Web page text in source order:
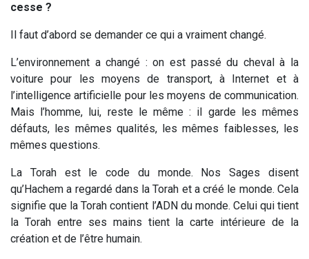
cesse ?
Il faut d’abord se demander ce qui a vraiment changé.
L’environnement a changé : on est passé du cheval à la
voiture pour les moyens de transport, à Internet et à
l’intelligence artificielle pour les moyens de communication.
Mais l’homme, lui, reste le même : il garde les mêmes
défauts, les mêmes qualités, les mêmes faiblesses, les
mêmes questions.
La Torah est le code du monde. Nos Sages disent
qu’Hachem a regardé dans la Torah et a créé le monde. Cela
signifie que la Torah contient l’ADN du monde. Celui qui tient
la Torah entre ses mains tient la carte intérieure de la
création et de l’être humain.